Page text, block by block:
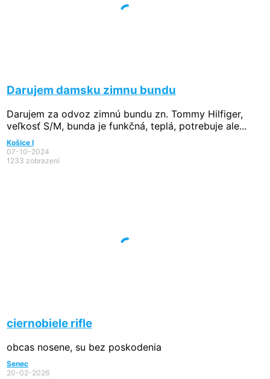
Darujem damsku zimnu bundu
Darujem za odvoz zimnú bundu zn. Tommy Hilfiger,
veľkosť S/M, bunda je funkčná, teplá, potrebuje ale...
Košice I
07-10-2024
1233 zobrazení
ciernobiele rifle
obcas nosene, su bez poskodenia
Senec
20-02-2026